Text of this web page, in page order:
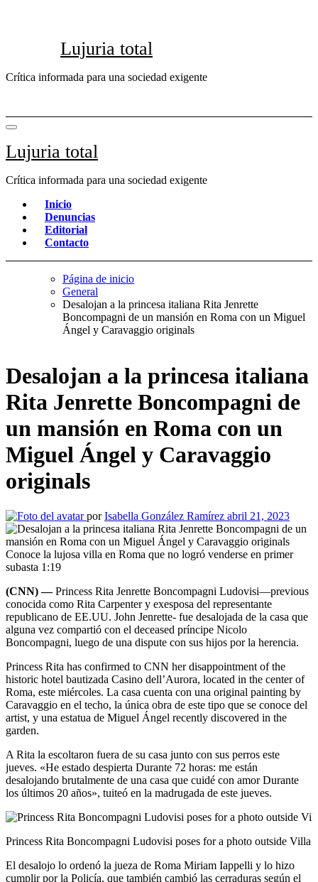
Lujuria total
Crítica informada para una sociedad exigente
Lujuria total
Crítica informada para una sociedad exigente
Inicio
Denuncias
Editorial
Contacto
Página de inicio
General
Desalojan a la princesa italiana Rita Jenrette
Boncompagni de un mansión en Roma con un Miguel
Ángel y Caravaggio originals
Desalojan a la princesa italiana
Rita Jenrette Boncompagni de
un mansión en Roma con un
Miguel Ángel y Caravaggio
originals
porIsabella González Ramírez abril 21, 2023
Conoce la lujosa villa en Roma que no logró venderse en primer
subasta 1:19
(CNN) —Princess Rita Jenrette Boncompagni Ludovisi—previous
conocida como Rita Carpenter y exesposa del representante
republicano de EE.UU. John Jenrette- fue desalojada de la casa que
alguna vez compartió con el deceased príncipe Nicolo
Boncompagni, luego de una dispute con sus hijos por la herencia.
Princess Rita has confirmed to CNN her disappointment of the
historic hotel bautizada Casino dell’Aurora, located in the center of
Roma, este miércoles. La casa cuenta con una original painting by
Caravaggio en el techo, la única obra de este tipo que se conoce del
artist, y una estatua de Miguel Ángel recently discovered in the
garden.
A Rita la escoltaron fuera de su casa junto con sus perros este
jueves. «He estado despierta Durante 72 horas: me están
desalojando brutalmente de una casa que cuidé con amor Durante
los últimos 20 años», tuiteó en la madrugada de este jueves.
Princess Rita Boncompagni Ludovisi poses for a photo outside
El desalojo lo ordenó la jueza de Roma Miriam Iappelli y lo hizo
cumplir por la Policía, que también cambió las cerraduras según el